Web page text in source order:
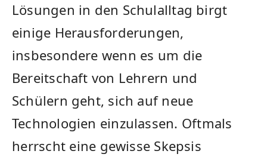
Lösungen in den Schulalltag‌ birgt
einige Herausforderungen,
insbesondere‍ wenn⁣ es um ‌die
Bereitschaft von Lehrern und‌
Schülern ​geht, sich auf neue
Technologien einzulassen. ⁤Oftmals
⁤herrscht ⁤eine gewisse Skepsis